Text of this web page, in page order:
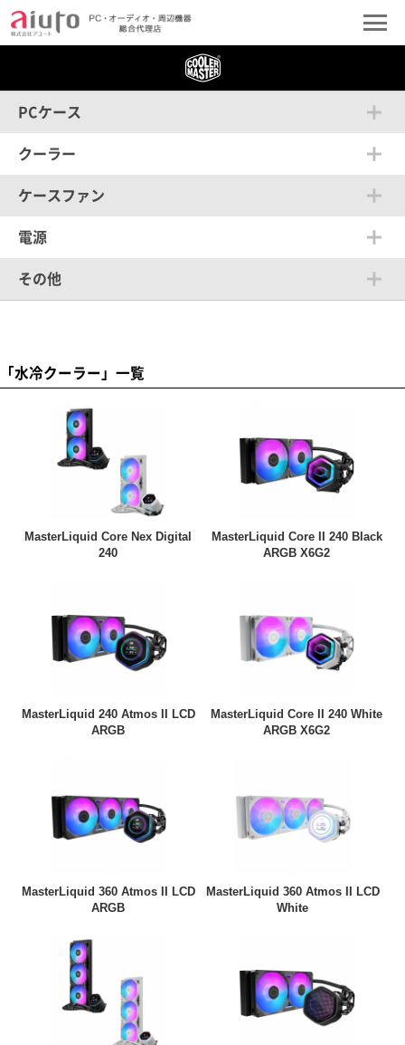
PCケース
クーラー
ケースファン
電源
その他
「水冷クーラー」一覧
MasterLiquid Core Nex Digital
240
MasterLiquid Core II 240 Black
ARGB X6G2
MasterLiquid 240 Atmos II LCD
ARGB
MasterLiquid Core II 240 White
ARGB X6G2
MasterLiquid 360 Atmos II LCD
ARGB
MasterLiquid 360 Atmos II LCD
White